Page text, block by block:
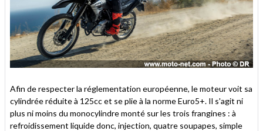
Afin de respecter la réglementation européenne, le moteur voit sa
cylindrée réduite à 125cc et se plie à la norme Euro5+. Il s'agit ni
plus ni moins du monocylindre monté sur les trois frangines : à
refroidissement liquide donc, injection, quatre soupapes, simple